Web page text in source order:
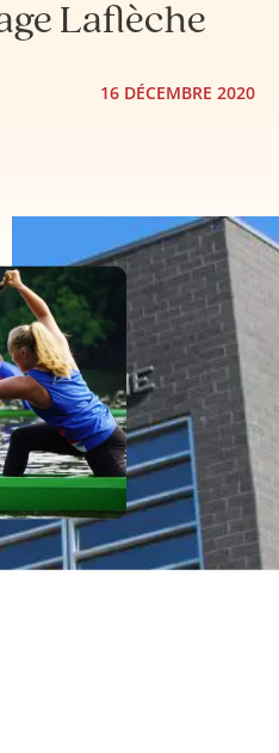
Laflèche
16 DÉCEMBRE 2020